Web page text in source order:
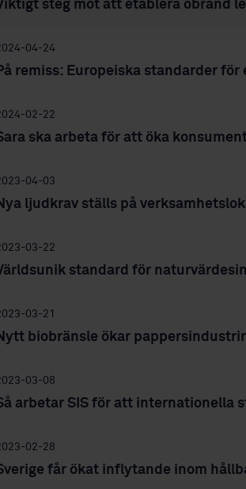
steg mot att etablera obränd
04-24
remiss: Europeiska standarder
02-22
ska arbeta för att öka
04-03
ljudkrav ställs på
03-22
standard för
03-21
biobränsle ökar
03-08
arbetar SIS för att internationella
02-28
får ökat inflytande inom